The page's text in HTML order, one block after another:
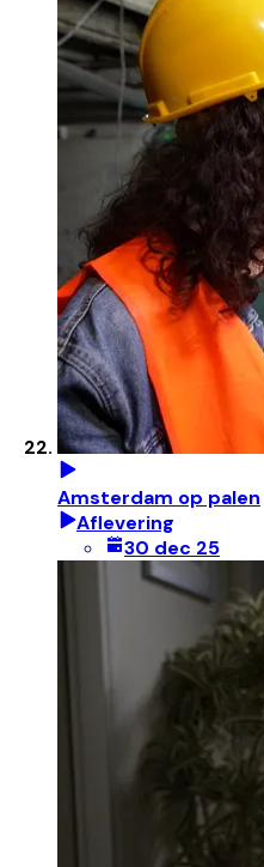
Amsterdam op palen
Aflevering
30 dec 25